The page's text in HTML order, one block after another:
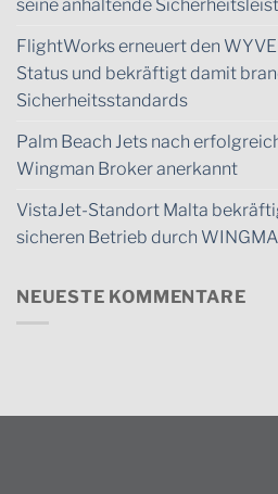
seine anhaltende
FlightWorks erneuert den
Status und bekräftigt damit
Sicherheitsstandards
Palm Beach Jets nach
Wingman Broker anerkannt
VistaJet-Standort Malta
sicheren Betrieb durch
NEUESTE KOMMENTARE